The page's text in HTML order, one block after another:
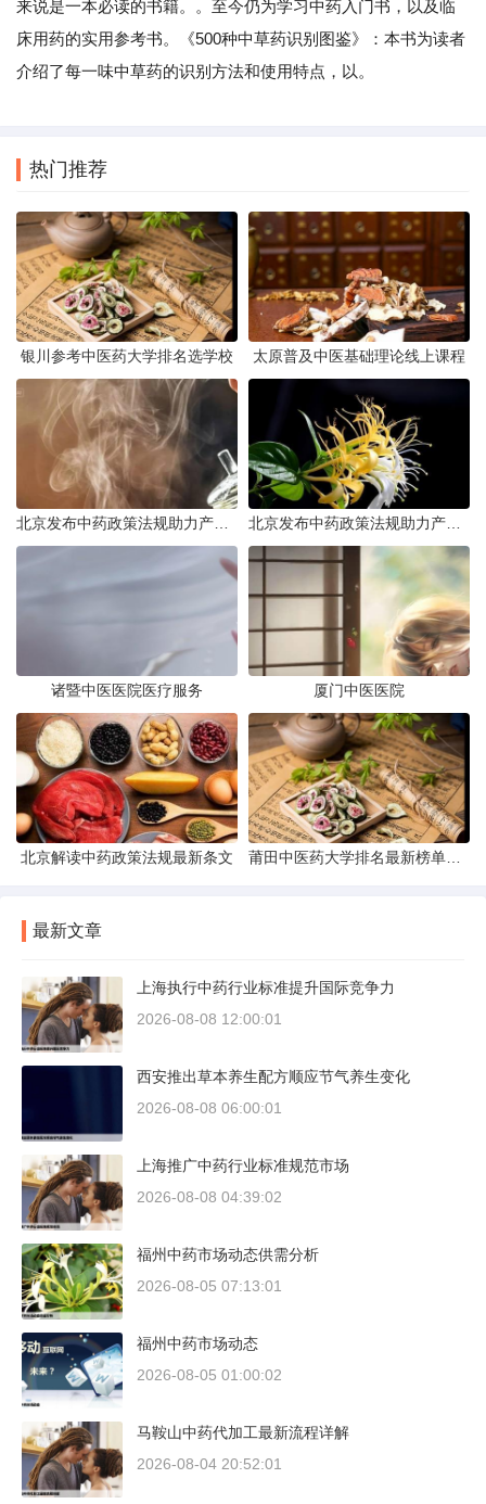
来说是一本必读的书籍。。至今仍为学习中药入门书，以及临
床用药的实用参考书。《500种中草药识别图鉴》：本书为读者
介绍了每一味中草药的识别方法和使用特点，以。
热门推荐
银川参考中医药大学排名选学校 太原普及中医基础理论线上课程
诸暨中医医院医疗服务 厦门中医医院
北京解读中药政策法规最新条文
最新文章
上海执行中药行业标准提升国际竞争力
2026-08-08 12:00:01
西安推出草本养生配方顺应节气养生变化
2026-08-08 06:00:01
上海推广中药行业标准规范市场
2026-08-08 04:39:02
福州中药市场动态供需分析
2026-08-05 07:13:01
福州中药市场动态
2026-08-05 01:00:02
马鞍山中药代加工最新流程详解
2026-08-04 20:52:01